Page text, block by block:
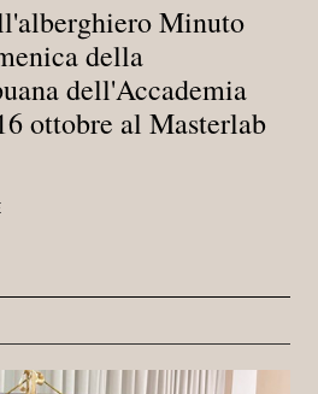
Minuto
della
dell'Accademia
ottobre al Masterlab